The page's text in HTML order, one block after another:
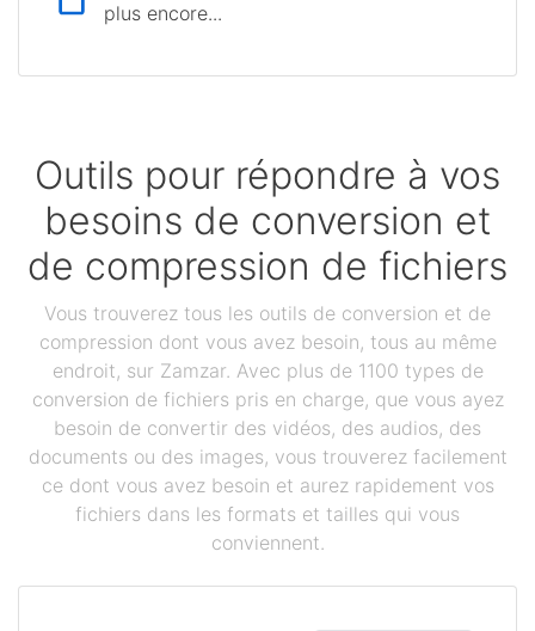
plus encore...
Outils pour répondre à vos
besoins de conversion et
de compression de fichiers
Vous trouverez tous les outils de conversion et de
compression dont vous avez besoin, tous au même
endroit, sur Zamzar. Avec plus de 1100 types de
conversion de fichiers pris en charge, que vous ayez
besoin de convertir des vidéos, des audios, des
documents ou des images, vous trouverez facilement
ce dont vous avez besoin et aurez rapidement vos
fichiers dans les formats et tailles qui vous
conviennent.